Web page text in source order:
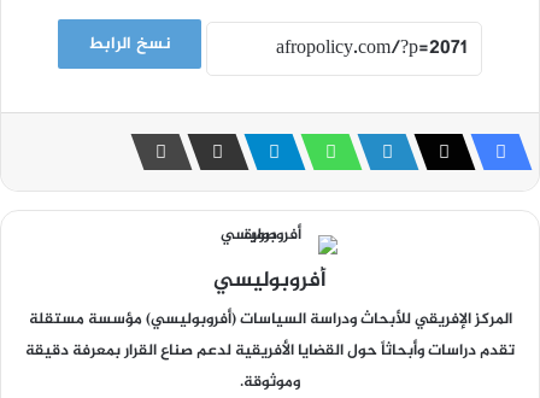
نسخ الرابط
أفروبوليسي
المركز الإفريقي للأبحاث ودراسة السياسات (أفروبوليسي) مؤسسة مستقلة
تقدم دراسات وأبحاثاً حول القضايا الأفريقية لدعم صناع القرار بمعرفة دقيقة
وموثوقة.